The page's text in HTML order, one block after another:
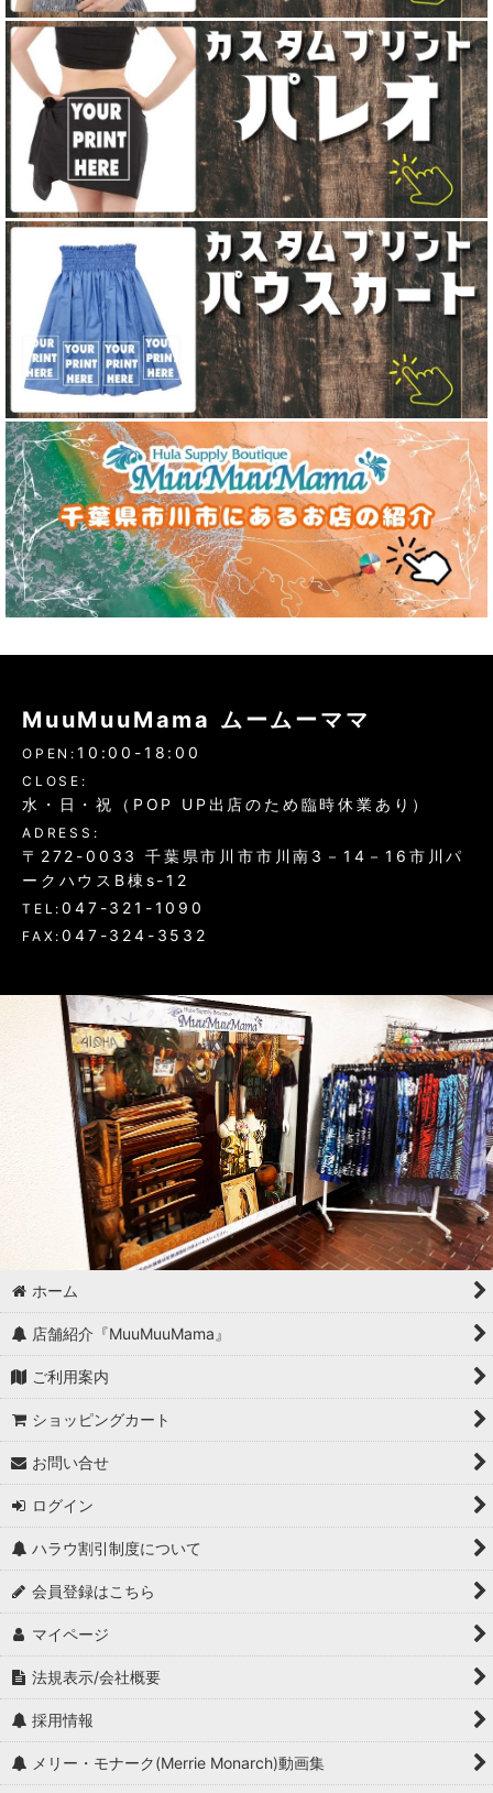
MuuMuuMama ムームーママ
OPEN: 10:00-18:00
CLOSE:
水・日・祝（POP UP出店のため臨時休業あり）
ADRESS:
〒272-0033 千葉県市川市市川南3－14－16市川パ
ークハウスB棟s-12
TEL:047-321-1090
FAX:047-324-3532
ホーム
店舗紹介『MuuMuuMama』
ご利用案内
ショッピングカート
お問い合せ
ログイン
ハラウ割引制度について
会員登録はこちら
マイページ
法規表示/会社概要
採用情報
メリー・モナーク(Merrie Monarch)動画集